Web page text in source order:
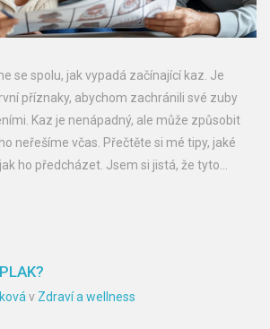
se spolu, jak vypadá začínající kaz. Je
příznaky, abychom zachránili své zuby
Kaz je nenápadný, ale může způsobit
neřešíme včas. Přečtěte si mé tipy, jaké
ho předcházet. Jsem si jistá, že tyto
v Zdraví a wellness